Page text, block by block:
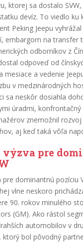
ktorej sa dostalo
devíz. To viedlo ku
Peking Jeepu
embargom na transfer
odborníkov z
odpoveď od
mesiace a vedenie
v medzinárodných
sa neskôr dosiahla
úradmi,
znemožnil
aj keď taká vôľa
výzva pre
pre dominantnú pozíciu
vlne neskoro
90. rokov minulého
(GM). Ako rástol
automobilov v
ktorý bol pôvodný